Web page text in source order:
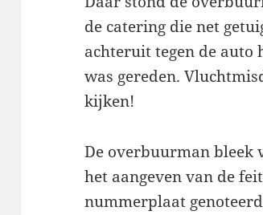
de catering die net
achteruit tegen de auto
was gereden.
kijken!
De overbuurman bleek
het aangeven van de
nummerplaat